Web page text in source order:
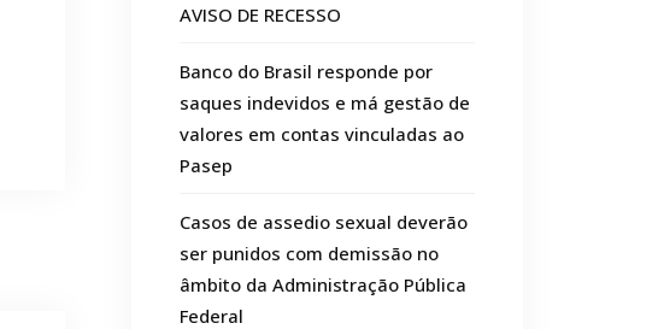
AVISO DE RECESSO
Banco do Brasil responde por
saques indevidos e má gestão de
valores em contas vinculadas ao
Pasep
Casos de assedio sexual deverão
ser punidos com demissão no
âmbito da Administração Pública
Federal